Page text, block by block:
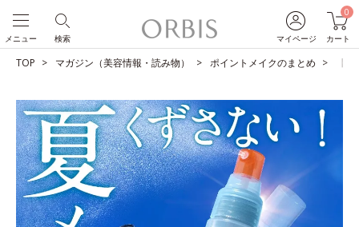
マイページ
0
カート
検索
メニュー
TOP マガジン（美容情報・読み物） ポイントメイクのまとめ 【